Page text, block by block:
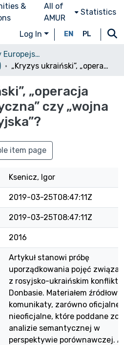
&
All of
AMUR
Statistics
Log In EN PL
Instytut Kultury Europejskiej
„Kryzys ukraiński”, „operacja antyterrorystyczna” czy „wojna ukraińsko-rosyjska”?
„operacja
czy „wojna
item page
Ksenicz, Igor
2019-03-25T08:47:11Z
2019-03-25T08:47:11Z
2016
Artykuł stanowi próbę
uporządkowania pojęć
z rosyjsko-ukraińskim
Donbasie. Materiałem
komunikaty, zarówno oficjalne,
nieoficjalne, które poddane
analizie semantycznej w
perspektywie porównawczej.